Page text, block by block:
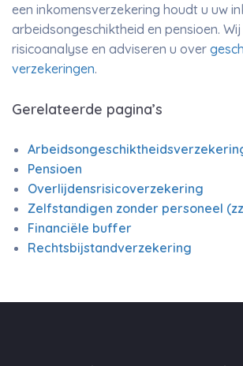
een inkomensverzekering houdt u uw
arbeidsongeschiktheid en pensioen.
risicoanalyse en adviseren u over
verzekeringen.
Gerelateerde pagina’s
Pensioen
Overlijdensrisicoverzekering
Zelfstandigen zonder personeel
Financiële buffer
Rechtsbijstandverzekering